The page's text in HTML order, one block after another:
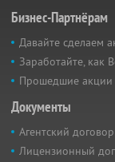
Бизнес-Партнёрам
Давайте сделаем
Заработайте, как
Прошедшие акции
Документы
Агентский договор
Лицензионный